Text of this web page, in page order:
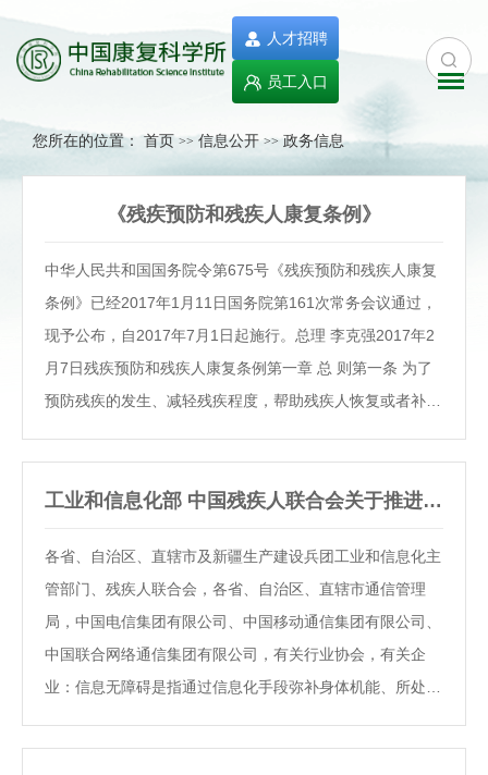
人才招聘
员工入口
您所在的位置： 首页 >> 信息公开 >> 政务信息
《残疾预防和残疾人康复条例》
中华人民共和国国务院令第675号《残疾预防和残疾人康复
条例》已经2017年1月11日国务院第161次常务会议通过，
现予公布，自2017年7月1日起施行。总理 李克强2017年2
月7日残疾预防和残疾人康复条例第一章 总 则第一条 为了
预防残疾的发生、减轻残疾程度，帮助残疾人恢复或者补偿
防和残疾人康复事业，根据《中华人民共和国残疾人保障
法》，制定本条例。第二条 本条例所称残疾预防，是指针
体结构上某种组织、功能的丧失或者异常，防止全部或者部
分丧失正常参与社会活动的能力。本条例所称残疾人康复，
是指在残疾发生后综合运用医学、教育、职业、社会、心理
和辅助器具等措施，帮助残疾人恢复或者补偿功…
工业和信息化部 中国残疾人联合会关于推进信息无障碍的指导意见
各省、自治区、直辖市及新疆生产建设兵团工业和信息化主
管部门、残疾人联合会，各省、自治区、直辖市通信管理
局，中国电信集团有限公司、中国移动通信集团有限公司、
中国联合网络通信集团有限公司，有关行业协会，有关企
业：信息无障碍是指通过信息化手段弥补身体机能、所处环
论是年轻人还是老年人)都能平等、方便、安全地获取、交